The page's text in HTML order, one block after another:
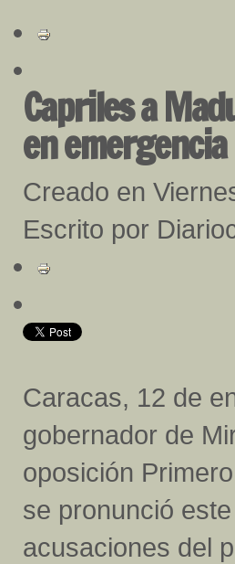
Capriles a
en emergencia
Creado en
Escrito por
Caracas, 12 de
gobernador de
oposición
se pronunció
acusaciones del